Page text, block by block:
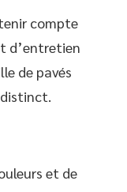
compte
d’entretien
de pavés
et de